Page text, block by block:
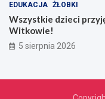
EDUKACJA ŻŁOBKI
Wszystkie dzieci
Witkowie!
5 sierpnia 2026